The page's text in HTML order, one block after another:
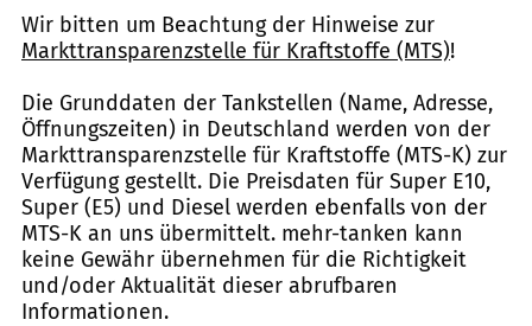
Wir bitten um Beachtung der Hinweise zur
Markttransparenzstelle für Kraftstoffe (MTS)!
Die Grunddaten der Tankstellen (Name, Adresse,
Öffnungszeiten) in Deutschland werden von der
Markttransparenzstelle für Kraftstoffe (MTS-K) zur
Verfügung gestellt. Die Preisdaten für Super E10,
Super (E5) und Diesel werden ebenfalls von der
MTS-K an uns übermittelt. mehr-tanken kann
keine Gewähr übernehmen für die Richtigkeit
und/oder Aktualität dieser abrufbaren
Informationen.